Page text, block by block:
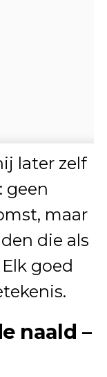
later zelf
geen
maar
die als
goed
naald –